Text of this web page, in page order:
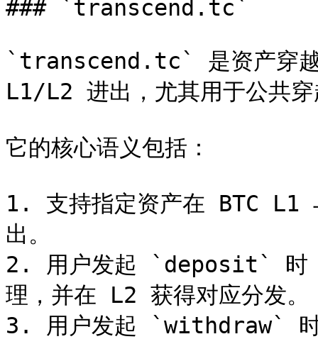
### `transcend.tc`
`transcend.tc` 是资产穿越
L1/L2 进出，尤其用于公共穿
它的核心语义包括：
1. 支持指定资产在 BTC
出。
2. 用户发起 `deposit` 时，
理，并在 L2 获得对应分发。
3. 用户发起 `withdraw` 时